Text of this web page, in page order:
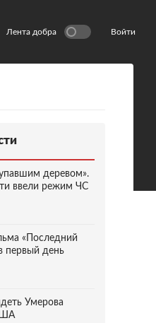
Лента добра Войти
деревом».
ввели режим ЧС
«Последний
первый день
Умерова